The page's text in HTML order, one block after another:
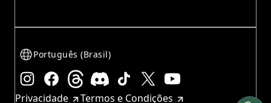
Português (Brasil)
Instagram Facebook Threads Discord TikTok
Privacidade Termos e Condições